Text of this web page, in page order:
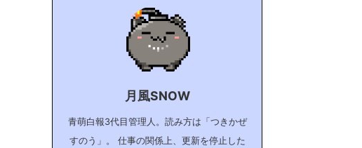
月風SNOW
青萌白報3代目管理人。読み方は「つきかぜ
すのう」。 仕事の関係上、更新を停止した